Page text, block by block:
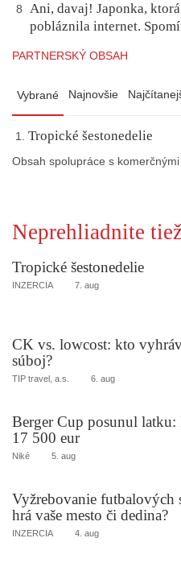
8
Ani, davaj! Japonka,
pobláznila internet.
PARTNERSKÝ OBSAH
Vybrané Najnovšie
Tropické šestonedelie
Obsah spolupráce s komerčnými
Neprehliadnite
Tropické šestonedelie
INZERCIA 7. aug
CK vs. lowcost: kto
súboj?
TIP travel, a.s. 6. aug
Berger Cup posunul latku:
17 500 eur
Niké 5. aug
Vyžrebovanie futbalových
hrá vaše mesto či dedina?
INZERCIA 4. aug